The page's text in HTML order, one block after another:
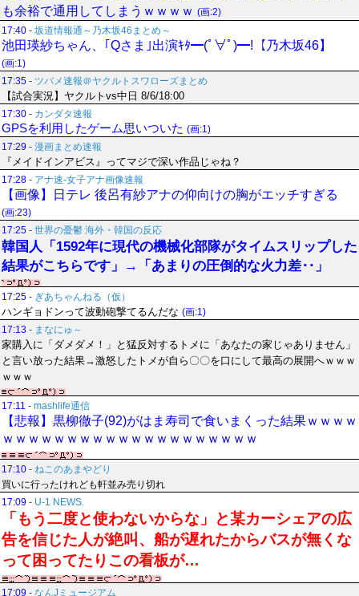
も余裕で通用してしまうｗｗｗｗ (画:2)
17:40 - 坂道情報通～乃木坂46まとめ～
池田瑛紗ちゃん、｢Qさま｣出演ｷﾀ━(ﾟ∀ﾟ)━!【乃木坂46】
(画:1)
17:35 - ツバメ速報＠ヤクルトスワローズまとめ
【試合実況】ヤクルトvs中日 8/6/18:00
17:30 - カンダタ速報
GPSを利用したゲーム思いついた (画:1)
17:29 - 漫画まとめ速報
『メイドインアビス』ってマジで深い作品じゃね？
17:28 - アナ速‐女子アナ画像速報
【画像】日テレ 後呂有紗アナの仰向けの胸がエッチすぎる
(画:23)
17:25 - 世界の憂鬱 海外・韓国の反応
韓国人「1592年に現代の機械化部隊がタイムスリップした
結果がこちらです」→「あまりの圧倒的な火力差‥」
17:25 - ぎあちゃんねる（仮）
ハンギョドンって波動砲撃てるんだな (画:1)
17:13 - まなにゅ～
家購入に「ダメダメ！」と猛反対するトメに「あなたの家じゃありません」
と言い放った結果→激怒したトメが自ら〇〇を口にして最高の展開へｗｗｗ
ｗｗｗ
17:11 - mashlife通信
【悲報】黒柳徹子(92)がはま寿司で食いまくった結果ｗｗｗｗ
ｗｗｗｗｗｗｗｗｗｗｗｗｗｗｗｗｗｗｗｗ
17:10 - ねこのあまやどり
買いに行ったけれども軒並み売り切れ
17:09 - U-1 NEWS.
「もう二度と使わないからな」と某カーシェアの広
告を信じた人が絶叫、船が遅れたからバスが無くな
って困ってたりこの看板が…
17:09 - なんJミュージアム